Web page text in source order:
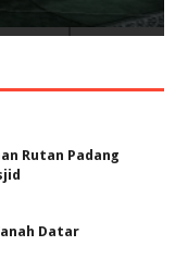
Rutan Padang
Datar